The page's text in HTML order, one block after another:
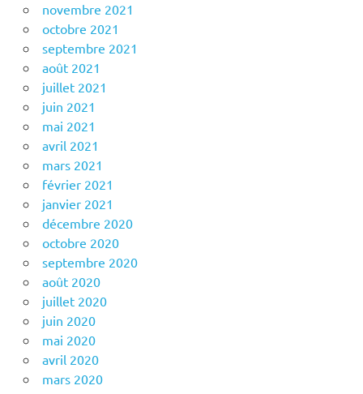
novembre 2021
octobre 2021
septembre 2021
août 2021
juillet 2021
juin 2021
mai 2021
avril 2021
mars 2021
février 2021
janvier 2021
décembre 2020
octobre 2020
septembre 2020
août 2020
juillet 2020
juin 2020
mai 2020
avril 2020
mars 2020